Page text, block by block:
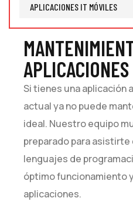
APLICACIONES IT MÓVILES
Si tienes una aplicación
actual ya no puede
ideal. Nuestro equipo
preparado para asistirte
lenguajes de
óptimo funcionamiento
aplicaciones.